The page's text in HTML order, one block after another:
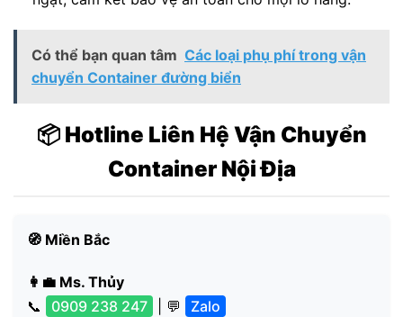
Có thể bạn quan tâm Các loại phụ phí trong vận
chuyển Container đường biển
📦 Hotline Liên Hệ Vận Chuyển
Container Nội Địa
🧭 Miền Bắc
👩‍💼 Ms. Thủy
📞
0909 238 247 | 💬 Zalo